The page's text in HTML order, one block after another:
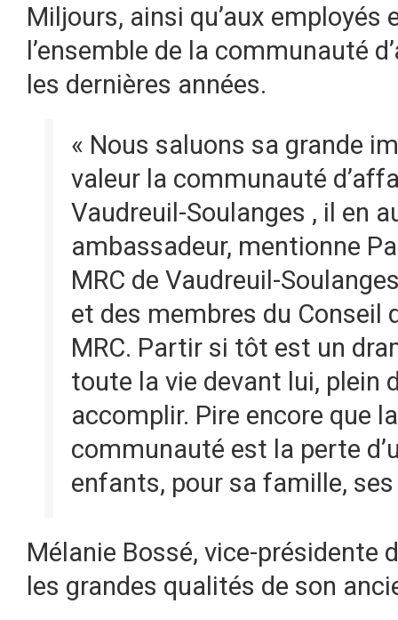
Miljours, ainsi qu’aux employés
l’ensemble de la communauté
les dernières années.
« Nous saluons sa grande
valeur la communauté
Vaudreuil-Soulanges , il en
ambassadeur, mentionne
MRC de Vaudreuil-
et des membres du Conseil
MRC. Partir si tôt est un
toute la vie devant lui, plein
accomplir. Pire encore que
communauté est la perte
enfants, pour sa famille,
Mélanie Bossé, vice-présidente
les grandes qualités de son